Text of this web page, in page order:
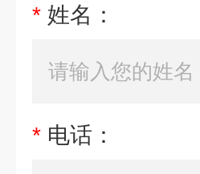
* 姓名：
* 电话：